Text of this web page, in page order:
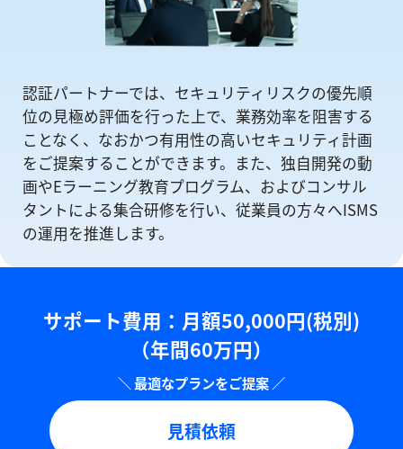
認証パートナーでは、セキュリティリスクの優先順
位の⾒極め評価を⾏った上で、業務効率を阻害する
ことなく、なおかつ有⽤性の⾼いセキュリティ計画
をご提案することができます。また、独自開発の動
画やEラーニング教育プログラム、およびコンサル
タントによる集合研修を⾏い、従業員の方々へISMS
の運⽤を推進します。
サポート費用：⽉額50,000円(税別)
（年間60万円）
見積依頼